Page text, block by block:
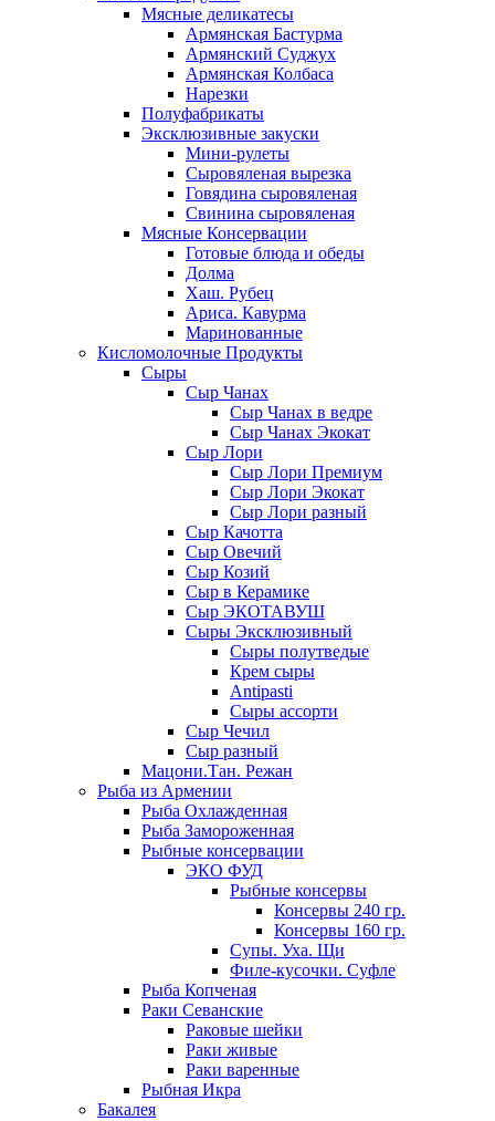
Мясные деликатесы
Армянская Бастурма
Армянский Суджух
Армянская Колбаса
Нарезки
Полуфабрикаты
Эксклюзивные закуски
Мини-рулеты
Сыровяленая вырезка
Говядина сыровяленая
Свинина сыровяленая
Мясные Консервации
Готовые блюда и обеды
Долма
Хаш. Рубец
Ариса. Кавурма
Маринованные
Кисломолочные Продукты
Сыры
Сыр Чанах
Сыр Чанах в ведре
Сыр Чанах Экокат
Сыр Лори
Сыр Лори Премиум
Сыр Лори Экокат
Сыр Лори разный
Сыр Качотта
Сыр Овечий
Сыр Козий
Сыр в Керамике
Сыр ЭКОТАВУШ
Сыры Эксклюзивный
Сыры полутведые
Крем сыры
Antipasti
Сыры ассорти
Сыр Чечил
Сыр разный
Мацони.Тан. Режан
Рыба из Армении
Рыба Охлажденная
Рыба Замороженная
Рыбные консервации
ЭКО ФУД
Рыбные консервы
Консервы 240 гр.
Консервы 160 гр.
Супы. Уха. Щи
Филе-кусочки. Суфле
Рыба Копченая
Раки Севанские
Раковые шейки
Раки живые
Раки варенные
Рыбная Икра
Бакалея